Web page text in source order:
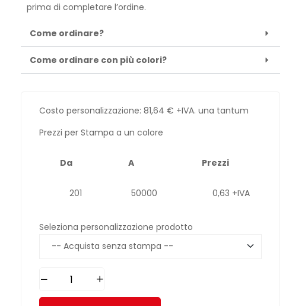
prima di completare l’ordine.
Come ordinare?
Come ordinare con più colori?
Costo personalizzazione: 81,64 € +IVA. una tantum
Prezzi per Stampa a un colore
Da A Prezzi
201 50000 0,63 +IVA
Seleziona personalizzazione prodotto